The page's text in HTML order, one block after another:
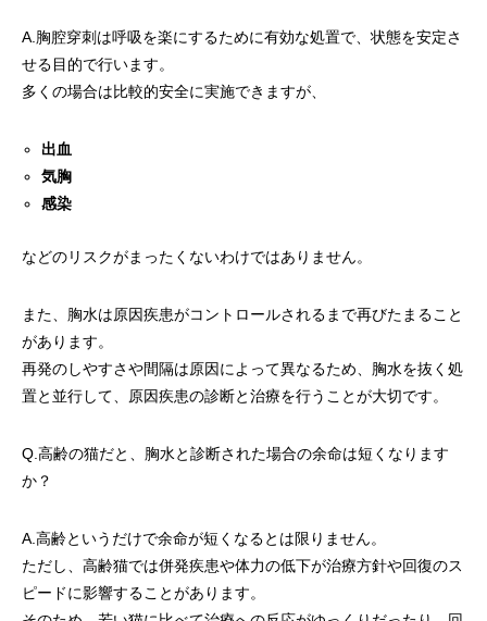
A.胸腔穿刺は呼吸を楽にするために有効な処置で、状態を安定さ
せる目的で行います。
多くの場合は比較的安全に実施できますが、
出血
気胸
感染
などのリスクがまったくないわけではありません。
また、胸水は原因疾患がコントロールされるまで再びたまること
があります。
再発のしやすさや間隔は原因によって異なるため、胸水を抜く処
置と並行して、原因疾患の診断と治療を行うことが大切です。
Q.高齢の猫だと、胸水と診断された場合の余命は短くなります
か？
A.高齢というだけで余命が短くなるとは限りません。
ただし、高齢猫では併発疾患や体力の低下が治療方針や回復のス
ピードに影響することがあります。